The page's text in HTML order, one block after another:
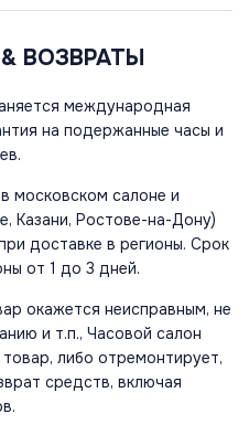
ВОЗВРАТЫ
международная
на подержанные часы и
московском салоне и
Казани, Ростове-на-Дону)
доставке в регионы. Срок
от 1 до 3 дней.
окажется неисправным, не
и т.п., Часовой салон
либо отремонтирует,
средств, включая